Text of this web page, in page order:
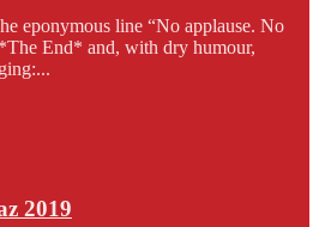
eponymous line “No applause. No
End* and, with dry humour,
2019